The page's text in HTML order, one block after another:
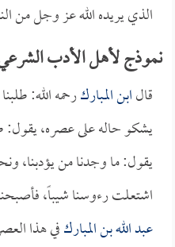
الذي يريده الله عز وجل من
نموذج لأهل الأدب
قالابن المباركرحمه الله:
يشكو حاله على عصره، يقول:
يقول: ما وجدنا من يؤدبنا،
اشتعلت رءوسنا شيباً،
عبد الله بن المباركفي هذا